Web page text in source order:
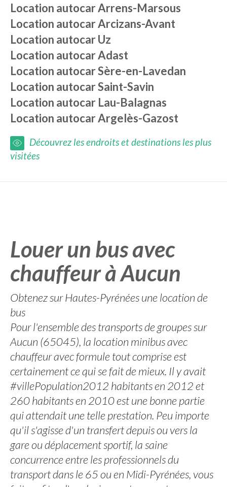
Location autocarArrens-Marsous
Location autocarArcizans-Avant
Location autocarUz
Location autocarAdast
Location autocarSère-en-Lavedan
Location autocarSaint-Savin
Location autocar Lau-Balagnas
Location autocarArgelès-Gazost
Découvrez les endroits et destinations les plus
visitées
Louer un bus avec
chauffeur à Aucun
Obtenez sur Hautes-Pyrénées une location de
bus
Pour l'ensemble des transports de groupes sur
Aucun (65045), la location minibus avec
chauffeur avec formule tout comprise est
certainement ce qui se fait de mieux. Il y avait
#villePopulation2012 habitants en 2012 et
260 habitants en 2010 est une bonne partie
qui attendait une telle prestation. Peu importe
qu'il s'agisse d'un transfert depuis ou vers la
gare ou déplacement sportif, la saine
concurrence entre les professionnels du
transport dans le 65 ou en Midi-Pyrénées, vous